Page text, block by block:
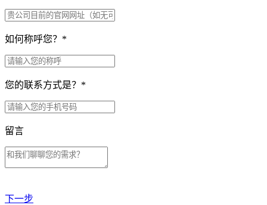
如何称呼您？ *
您的联系方式是？ *
留言
下一步